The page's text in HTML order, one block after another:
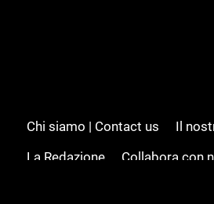
Chi siamo | Contact us
Il
La Redazione
Collabora con